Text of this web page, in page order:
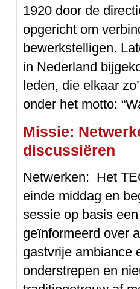
1920 door de
opgericht om
bewerkstelligen.
in Nederland
leden, die elkaar
onder het motto:
Missie:
discussiëren
Netwerken: Het
einde middag en
sessie op basis
geïnformeerd over
gastvrije ambiance
onderstrepen en